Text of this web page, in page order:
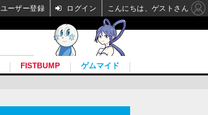
FISTBUMP ゲムマイド
ユーザー登録 ログイン こんにちは、ゲストさん